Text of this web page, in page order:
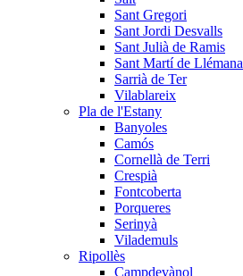
Sant Gregori
Sant Jordi Desvalls
Sant Julià de Ramis
Sant Martí de Llémana
Sarrià de Ter
Vilablareix
Pla de l'Estany
Banyoles
Camós
Cornellà de Terri
Crespià
Fontcoberta
Porqueres
Serinyà
Vilademuls
Ripollès
Campdevànol